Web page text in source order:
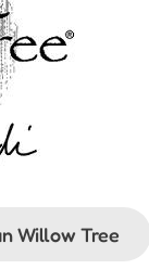
Willow Tree